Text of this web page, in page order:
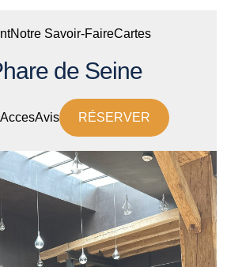
Notre Savoir-FaireCartes
de Seine
AccesAvis RÉSERVER